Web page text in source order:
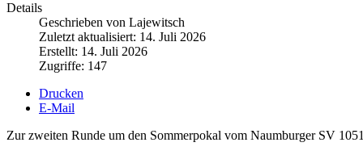
Details
Geschrieben von Lajewitsch
Zuletzt aktualisiert: 14. Juli 2026
Erstellt: 14. Juli 2026
Zugriffe: 147
Drucken
E-Mail
Zur zweiten Runde um den Sommerpokal vom Naumburger SV